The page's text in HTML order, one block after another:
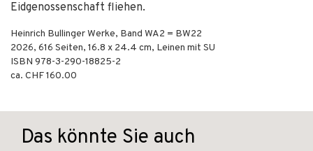
Eidgenossenschaft fliehen.
Heinrich Bullinger Werke, Band WA2 = BW22
2026, 616 Seiten, 16.8 x 24.4 cm, Leinen mit SU
ISBN 978-3-290-18825-2
ca. CHF 160.00
Das könnte Sie auch